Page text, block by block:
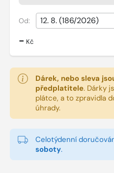
Od:
- Kč
Dárek, nebo sleva
předplatitele. Dárky
plátce, a to zpravidla
úhrady.
Celotýdenní
soboty.